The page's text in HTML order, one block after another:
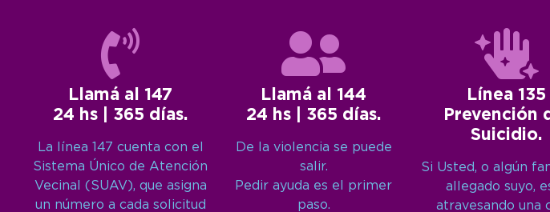
Llamá al 147
24 hs | 365 días.
La línea 147 cuenta con el
Sistema Único de Atención
Vecinal (SUAV), que asigna
un número a cada solicitud
Llamá al 144
24 hs | 365 días.
De la violencia se puede
salir.
Pedir ayuda es el primer
paso.
Línea 135
Prevención
Suicidio.
Si Usted, o algún
allegado suyo,
atravesando una